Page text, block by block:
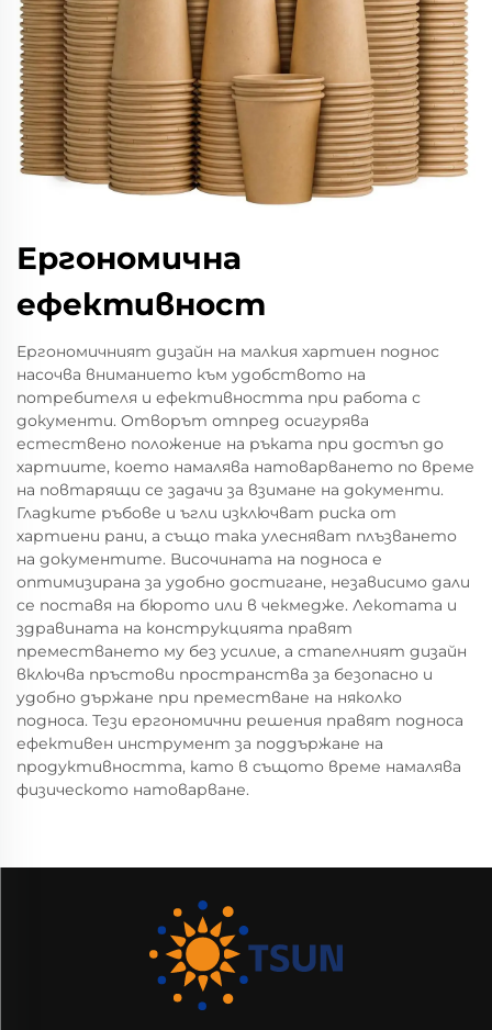
Ергономична
ефективност
Ергономичният дизайн на малкия хартиен поднос
насочва вниманието към удобството на
потребителя и ефективността при работа с
документи. Отворът отпред осигурява
естествено положение на ръката при достъп до
хартиите, което намалява натоварването по време
на повтарящи се задачи за взимане на документи.
Гладките ръбове и ъгли изключват риска от
хартиени рани, а също така улесняват плъзването
на документите. Височината на подноса е
оптимизирана за удобно достигане, независимо дали
се поставя на бюрото или в чекмедже. Лекотата и
здравината на конструкцията правят
преместването му без усилие, а стапелният дизайн
включва пръстови пространства за безопасно и
удобно държане при преместване на няколко
подноса. Тези ергономични решения правят подноса
ефективен инструмент за поддържане на
продуктивността, като в същото време намалява
физическото натоварване.